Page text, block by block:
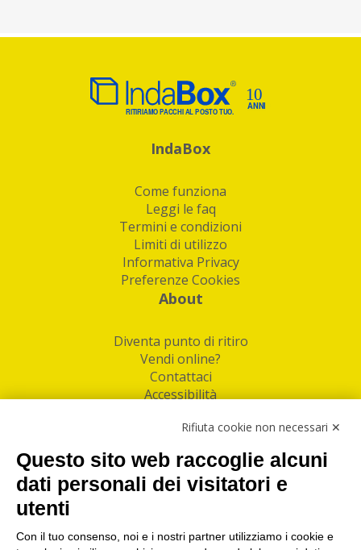
IndaBox
Come funziona
Leggi le faq
Termini e condizioni
Limiti di utilizzo
Informativa Privacy
Preferenze Cookies
About
Diventa punto di ritiro
Vendi online?
Contattaci
Accessibilità
Facebook
Linkedin
I nostri punti di ritiro e spedizione pacchi nelle
maggiori città italiane
Rifiuta cookie non necessari ✕
Questo sito web raccoglie alcuni
dati personali dei visitatori e
utenti
Con il tuo consenso, noi e i nostri partner utilizziamo i cookie e